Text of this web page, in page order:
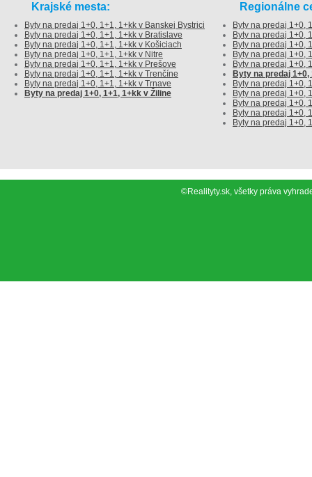
Krajské mesta:
Byty na predaj 1+0, 1+1, 1+kk v Banskej Bystrici
Byty na predaj 1+0, 1+1, 1+kk v Bratislave
Byty na predaj 1+0, 1+1, 1+kk v Košiciach
Byty na predaj 1+0, 1+1, 1+kk v Nitre
Byty na predaj 1+0, 1+1, 1+kk v Prešove
Byty na predaj 1+0, 1+1, 1+kk v Trenčíne
Byty na predaj 1+0, 1+1, 1+kk v Trnave
Byty na predaj 1+0, 1+1, 1+kk v Žiline
Regionálne
Byty na predaj 1+0,
Byty na predaj 1+0,
Byty na predaj 1+0,
Byty na predaj 1+0,
Byty na predaj 1+0,
Byty na predaj
Byty na predaj 1+0,
Byty na predaj 1+0,
Byty na predaj 1+0,
Byty na predaj 1+0,
Byty na predaj 1+0,
©Realityty.sk, všetky práva